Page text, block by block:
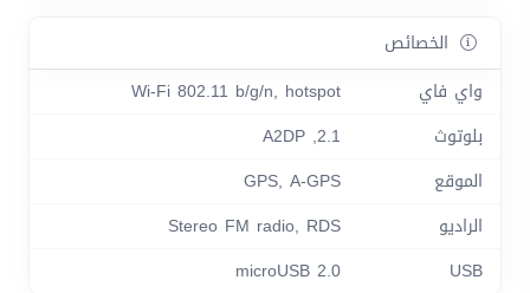
الخصائص
واي فاي
Wi-Fi 802.11 b/g/n, hotspot
بلوتوث
2.1, A2DP
الموقع
GPS, A-GPS
الراديو
Stereo FM radio, RDS
USB
microUSB 2.0